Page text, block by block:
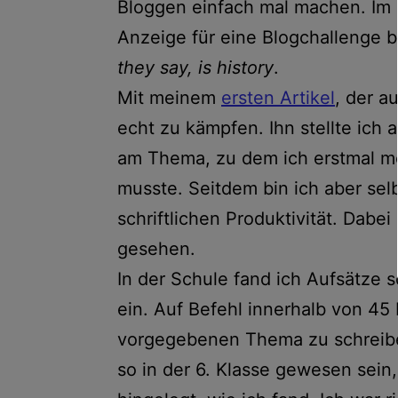
Bloggen einfach mal machen.
Anzeige für eine Blogchallenge
they say, is history.
Mit meinem ersten Artikel, der
echt zu kämpfen. Ihn stellte ich
am Thema, zu dem ich erstmal
musste. Seitdem bin ich aber
schriftlichen Produktivität. Dabei
gesehen.
In der Schule fand ich Aufsätze
ein. Auf Befehl innerhalb von
vorgegebenen Thema zu
so in der 6. Klasse gewesen